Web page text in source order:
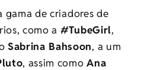
gama de criadores de
como a #TubeGirl,
Sabrina Bahsoon, a um
, assim como Ana